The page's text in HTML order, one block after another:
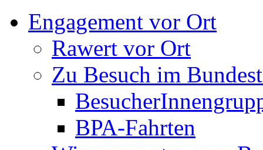
Engagement vor Ort
Rawert vor Ort
Zu Besuch im
BPA-Fahrten